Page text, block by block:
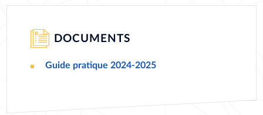
DOCUMENTS
DOCUMENT
Guide pratique 2024-2025